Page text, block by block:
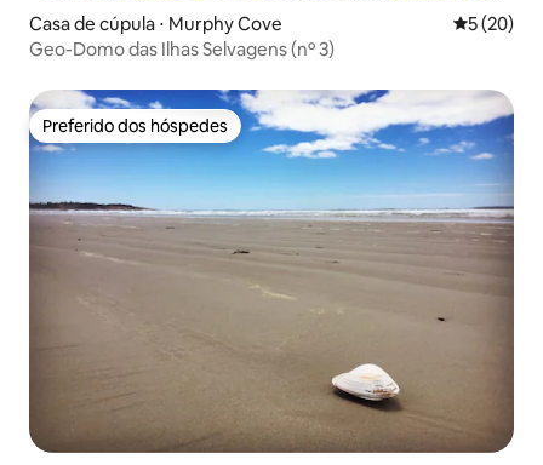
Casa de cúpula ⋅ Murphy Cove 5 de uma
5 (20)
Geo-Domo das Ilhas Selvagens (nº 3)
Preferido dos hóspedes
Preferido dos hóspedes